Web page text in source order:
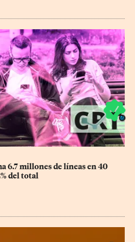
6.7 millones de líneas en 40
del total